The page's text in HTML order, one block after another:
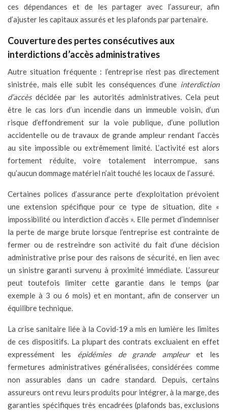
ces dépendances et de les partager avec l’assureur, afin
d’ajuster les capitaux assurés et les plafonds par partenaire.
Couverture des pertes consécutives aux
interdictions d’accès administratives
Autre situation fréquente : l’entreprise n’est pas directement
sinistrée, mais elle subit les conséquences d’une interdiction
d’accèsdécidée par les autorités administratives. Cela peut
être le cas lors d’un incendie dans un immeuble voisin, d’un
risque d’effondrement sur la voie publique, d’une pollution
accidentelle ou de travaux de grande ampleur rendant l’accès
au site impossible ou extrêmement limité. L’activité est alors
fortement réduite, voire totalement interrompue, sans
qu’aucun dommage matériel n’ait touché les locaux de l’assuré.
Certaines polices d’assurance perte d’exploitation prévoient
une extension spécifique pour ce type de situation, dite «
impossibilité ou interdiction d’accès ». Elle permet d’indemniser
la perte de marge brute lorsque l’entreprise est contrainte de
fermer ou de restreindre son activité du fait d’une décision
administrative prise pour des raisons de sécurité, en lien avec
un sinistre garanti survenu à proximité immédiate. L’assureur
peut toutefois limiter cette garantie dans le temps (par
exemple à 3 ou 6 mois) et en montant, afin de conserver un
équilibre technique.
La crise sanitaire liée à la Covid‑19 a mis en lumière les limites
de ces dispositifs. La plupart des contrats excluaient en effet
expressément les épidémies de grande ampleuret les
fermetures administratives généralisées, considérées comme
non assurables dans un cadre standard. Depuis, certains
assureurs ont revu leurs produits pour intégrer, à la marge, des
garanties spécifiques très encadrées (plafonds bas, exclusions